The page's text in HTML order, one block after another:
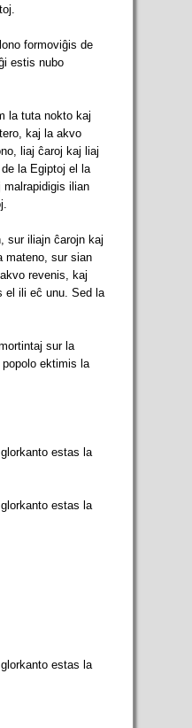
formoviĝis de
estis nubo
la tuta nokto kaj
kaj la akvo
liaj ĉaroj kaj liaj
la Egiptoj el la
ilian
sur iliajn ĉarojn kaj
mateno, sur sian
revenis, kaj
el ili eĉ unu. Sed la
sur la
ektimis la
estas la
estas la
estas la